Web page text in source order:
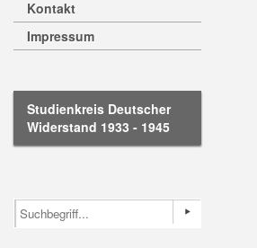
Kontakt
Impressum
Studienkreis Deutscher
Widerstand 1933 - 1945